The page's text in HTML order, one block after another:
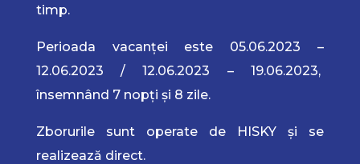
timp.
Perioada vacanței este 05.06.2023 –
12.06.2023 / 12.06.2023 – 19.06.2023,
însemnând 7 nopți și 8 zile.
Zborurile sunt operate de HISKY și se
realizează direct.